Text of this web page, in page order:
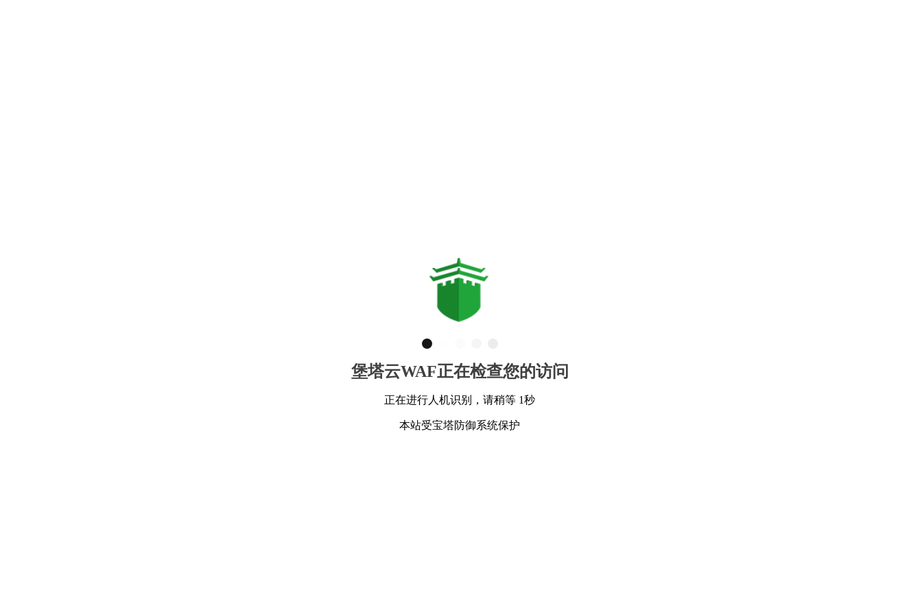
堡塔云WAF正在检查您的访问
正在进行人机识别，请稍等 1秒
本站受宝塔防御系统保护